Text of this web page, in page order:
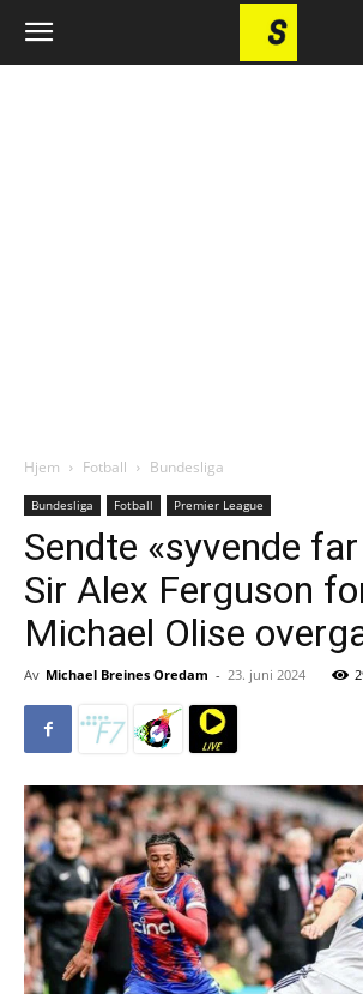
Hjem Fotball Bundesliga
Bundesliga Fotball Premier League
Sendte «syvende
Sir Alex Ferguson
Michael Olise
Av Michael Breines Oredam - 23. juni 2024